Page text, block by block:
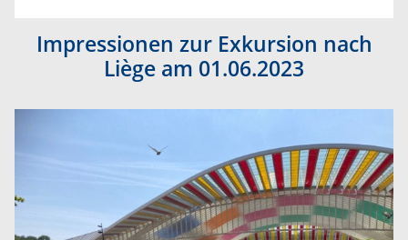
Impressionen zur Exkursion nach
Liège am 01.06.2023